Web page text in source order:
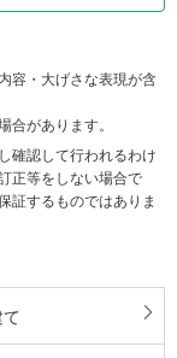
容・大げさな表現が含
があります。
確認して行われるわけ
正等をしない場合で
証するものではありま